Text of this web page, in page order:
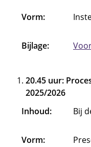
Vorm:
Bijlage:
20.45 uur:
2025/2026
Inhoud:
Bij
Vorm: